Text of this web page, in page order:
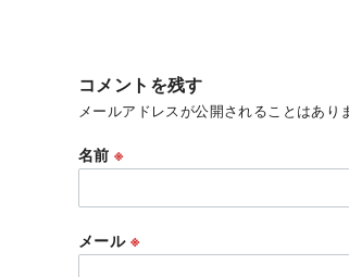
コメントを残す
メールアドレスが公開されることはあり
名前※
メール ※